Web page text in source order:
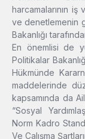
harcamalarının
ve denetlemenin
Bakanlığı
En önemlisi de
Politikalar
Hükmünde
maddelerinde
kapsamında da
“Sosyal
Norm Kadro
Ve Çalışma